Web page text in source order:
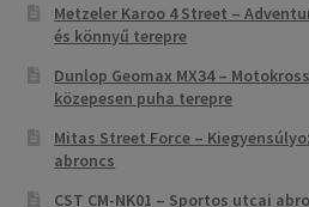
Metzeler Karoo 4 Street –
és könnyű terepre
Dunlop Geomax MX34 –
közepesen puha terepre
Mitas Street Force –
abroncs
CST CM-NK01 – Sportos utcai